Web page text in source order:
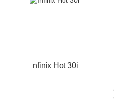
Infinix Hot 30i